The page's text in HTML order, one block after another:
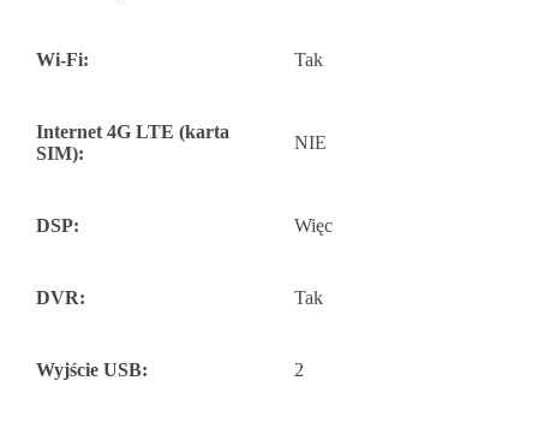
Wi-Fi: Tak
Internet 4G LTE (karta
SIM):
NIE
DSP: Więc
DVR: Tak
Wyjście USB: 2